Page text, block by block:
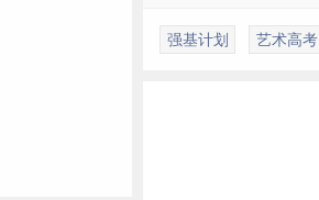
强基计划 艺术高考